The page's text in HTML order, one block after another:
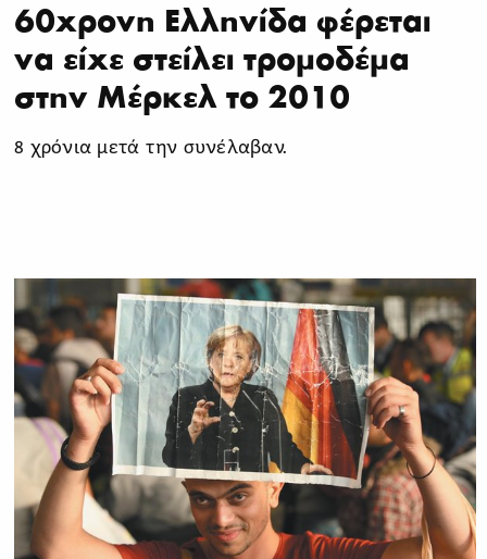
60χρονη Ελληνίδα φέρεται
να είχε στείλει τρομοδέμα
στην Μέρκελ το 2010
8 χρόνια μετά την συνέλαβαν.